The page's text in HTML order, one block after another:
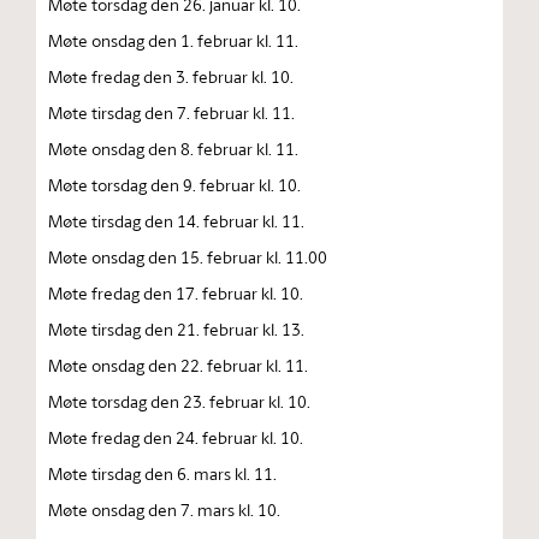
Møte onsdag den 1. februar kl. 11.
Møte fredag den 3. februar kl. 10.
Møte tirsdag den 7. februar kl. 11.
Møte onsdag den 8. februar kl. 11.
Møte torsdag den 9. februar kl. 10.
Møte tirsdag den 14. februar kl. 11.
Møte onsdag den 15. februar kl. 11.00
Møte fredag den 17. februar kl. 10.
Møte tirsdag den 21. februar kl. 13.
Møte onsdag den 22. februar kl. 11.
Møte torsdag den 23. februar kl. 10.
Møte fredag den 24. februar kl. 10.
Møte tirsdag den 6. mars kl. 11.
Møte onsdag den 7. mars kl. 10.